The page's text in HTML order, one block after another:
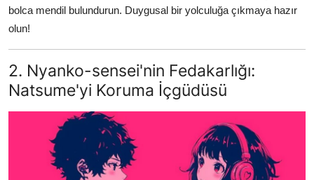
bolca mendil bulundurun. Duygusal bir yolculuğa çıkmaya hazır
olun!
2. Nyanko-sensei'nin Fedakarlığı:
Natsume'yi Koruma İçgüdüsü